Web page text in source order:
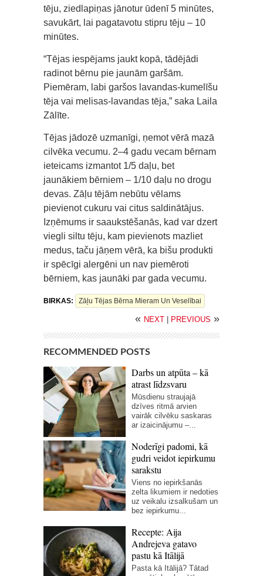
tēju, ziedlapiņas jānotur ūdenī 5 minūtes,
savukārt, lai pagatavotu stipru tēju – 10
minūtes.
“Tējas iespējams jaukt kopā, tādējādi
radinot bērnu pie jaunām garšām.
Piemēram, labi garšos lavandas-kumelīšu
tēja vai melisas-lavandas tēja,” saka Laila
Zālīte.
Tējas jādozē uzmanīgi, ņemot vērā mazā
cilvēka vecumu. 2–4 gadu vecam bērnam
ieteicams izmantot 1/5 daļu, bet
jaunākiem bērniem – 1/10 daļu no drogu
devas. Zāļu tējām nebūtu vēlams
pievienot cukuru vai citus saldinātājus.
Izņēmums ir saaukstēšanās, kad var dzert
viegli siltu tēju, kam pievienots mazliet
medus, taču jāņem vērā, ka bišu produkti
ir spēcīgi alergēni un nav piemēroti
bērniem, kas jaunāki par gada vecumu.
BIRKAS: Zāļu Tējas Bērna Mieram Un Veselībai
« NEXT PREVIOUS »
RECOMMENDED POSTS
Darbs un atpūta – kā
atrast līdzsvaru
Mūsdienu straujajā
dzīves ritmā arvien
vairāk cilvēku saskaras
ar izaicinājumu –...
Noderīgi padomi, kā
gudri veidot iepirkumu
sarakstu
Viens no iepirkšanās
zelta likumiem ir nedoties
uz veikalu izsalkušam un
bez iepirkumu...
Recepte: Aija
Andrejeva gatavo
pastu kā Itālijā
Pasta kā Itālijā? Tātad